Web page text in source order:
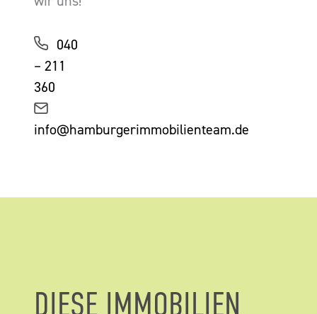
040
– 211
360
info@hamburgerimmobilienteam.de
DIESE IMMOBILIEN